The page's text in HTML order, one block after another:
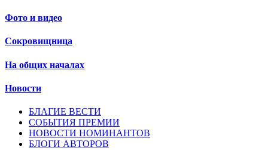
Фото и видео
Сокровищница
На общих началах
Новости
БЛАГИЕ ВЕСТИ
СОБЫТИЯ ПРЕМИИ
НОВОСТИ НОМИНАНТОВ
БЛОГИ АВТОРОВ